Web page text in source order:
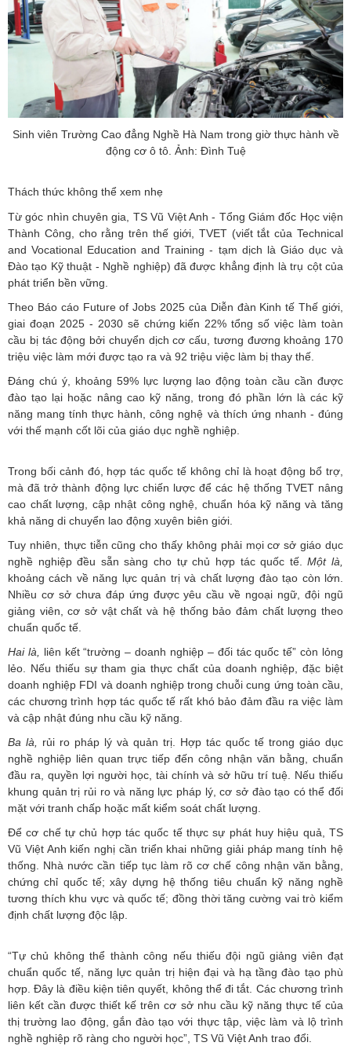
Sinh viên Trường Cao đẳng Nghề Hà Nam trong giờ thực hành về
động cơ ô tô. Ảnh: Đình Tuệ
Thách thức không thể xem nhẹ
Từ góc nhìn chuyên gia, TS Vũ Việt Anh - Tổng Giám đốc Học viện
Thành Công, cho rằng trên thế giới, TVET (viết tắt của Technical
and Vocational Education and Training - tạm dịch là Giáo dục và
Đào tạo Kỹ thuật - Nghề nghiệp) đã được khẳng định là trụ cột của
phát triển bền vững.
Theo Báo cáo Future of Jobs 2025 của Diễn đàn Kinh tế Thế giới,
giai đoạn 2025 - 2030 sẽ chứng kiến 22% tổng số việc làm toàn
cầu bị tác động bởi chuyển dịch cơ cấu, tương đương khoảng 170
triệu việc làm mới được tạo ra và 92 triệu việc làm bị thay thế.
Đáng chú ý, khoảng 59% lực lượng lao động toàn cầu cần được
đào tạo lại hoặc nâng cao kỹ năng, trong đó phần lớn là các kỹ
năng mang tính thực hành, công nghệ và thích ứng nhanh - đúng
với thế mạnh cốt lõi của giáo dục nghề nghiệp.
Trong bối cảnh đó, hợp tác quốc tế không chỉ là hoạt động bổ trợ,
mà đã trở thành động lực chiến lược để các hệ thống TVET nâng
cao chất lượng, cập nhật công nghệ, chuẩn hóa kỹ năng và tăng
khả năng di chuyển lao động xuyên biên giới.
Tuy nhiên, thực tiễn cũng cho thấy không phải mọi cơ sở giáo dục
nghề nghiệp đều sẵn sàng cho tự chủ hợp tác quốc tế.Một là,
khoảng cách về năng lực quản trị và chất lượng đào tạo còn lớn.
Nhiều cơ sở chưa đáp ứng được yêu cầu về ngoại ngữ, đội ngũ
giảng viên, cơ sở vật chất và hệ thống bảo đảm chất lượng theo
chuẩn quốc tế.
Hai là,
liên kết “trường – doanh nghiệp – đối tác quốc tế” còn lỏng
lẻo. Nếu thiếu sự tham gia thực chất của doanh nghiệp, đặc biệt
doanh nghiệp FDI và doanh nghiệp trong chuỗi cung ứng toàn cầu,
các chương trình hợp tác quốc tế rất khó bảo đảm đầu ra việc làm
và cập nhật đúng nhu cầu kỹ năng.
Ba là, rủi ro pháp lý và quản trị. Hợp tác quốc tế trong giáo dục
nghề nghiệp liên quan trực tiếp đến công nhận văn bằng, chuẩn
đầu ra, quyền lợi người học, tài chính và sở hữu trí tuệ. Nếu thiếu
khung quản trị rủi ro và năng lực pháp lý, cơ sở đào tạo có thể đối
mặt với tranh chấp hoặc mất kiểm soát chất lượng.
Để cơ chế tự chủ hợp tác quốc tế thực sự phát huy hiệu quả, TS
Vũ Việt Anh kiến nghị cần triển khai những giải pháp mang tính hệ
thống. Nhà nước cần tiếp tục làm rõ cơ chế công nhận văn bằng,
chứng chỉ quốc tế; xây dựng hệ thống tiêu chuẩn kỹ năng nghề
tương thích khu vực và quốc tế; đồng thời tăng cường vai trò kiểm
định chất lượng độc lập.
“Tự chủ không thể thành công nếu thiếu đội ngũ giảng viên đạt
chuẩn quốc tế, năng lực quản trị hiện đại và hạ tầng đào tạo phù
hợp. Đây là điều kiện tiên quyết, không thể đi tắt. Các chương trình
liên kết cần được thiết kế trên cơ sở nhu cầu kỹ năng thực tế của
thị trường lao động, gắn đào tạo với thực tập, việc làm và lộ trình
nghề nghiệp rõ ràng cho người học”, TS Vũ Việt Anh trao đổi.